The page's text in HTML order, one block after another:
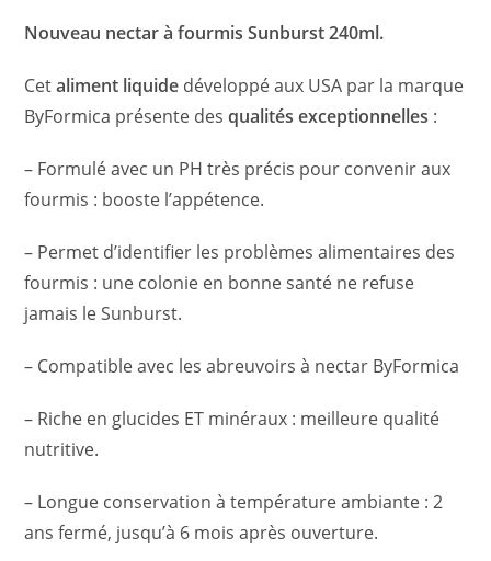
Nouveau nectar à fourmis Sunburst 240ml.
Cetaliment liquide développé aux USA par la marque
ByFormica présente desqualités exceptionnelles :
– Formulé avec un PH très précis pour convenir aux
fourmis : booste l’appétence.
– Permet d’identifier les problèmes alimentaires des
fourmis : une colonie en bonne santé ne refuse
jamais le Sunburst.
– Compatible avec les abreuvoirs à nectar ByFormica
– Riche en glucides ET minéraux : meilleure qualité
nutritive.
– Longue conservation à température ambiante : 2
ans fermé, jusqu’à 6 mois après ouverture.